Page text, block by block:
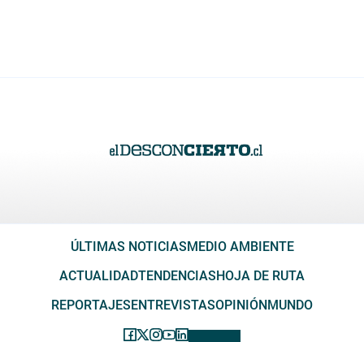
ÚLTIMAS NOTICIASMEDIO AMBIENTE
ACTUALIDADTENDENCIASHOJA DE RUTA
REPORTAJESENTREVISTASOPINIÓNMUNDO